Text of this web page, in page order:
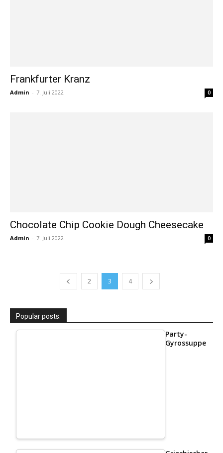
Frankfurter Kranz
Admin - 7. Juli 2022 0
Chocolate Chip Cookie Dough Cheesecake
Admin - 7. Juli 2022 0
2 3 4
Popular posts:
Party-
Gyrossuppe